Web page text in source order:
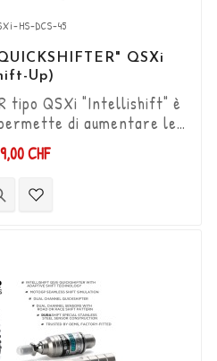
HS-DCS-45
QSXi
Up)
tipo QSXi "Intellishift" è
di aumentare le
utilizzare la frizione.
con connettori
DCS
CHF